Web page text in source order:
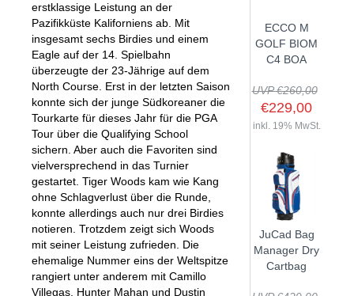
DRIVER
FAIRWAYHÖLZER
EISENSÄTZE
WEDGES
HYBRIDS
DRIVING EISEN
PUTTER
KINDER GOLFSCHLÄGER
KOMPLETTSETS
HEADS
SHAFTS
DEMOSCHLÄGER
BAGS
CARTBAGS
STANDBAGS
TRAVELBAGS
SONSTIGE BAGS
TROLLIES
PUSH- & PULLTROLLIES
ELEKTROTROLLIES
TROLLEY ZUBEHÖR
BÄLLE
GOLFBÄLLE
LOGOBÄLLE
SCHUHE
HERREN GOLFSCHUHE
DAMEN GOLFSCHUHE
KINDER GOLFSCHUHE
BEKLEIDUNG
HERREN
DAMEN
CAPS
GÜRTEL & SOCKEN
HANDSCHUHE
HERREN GOLFHANDSCHUHE
DAMEN GOLFHANDSCHUHE
KINDER GOLFHANDSCHUHE
ZUBEHÖR
ENTFERNUNGSMESSER
REGENSCHIRME
HANDTÜCHER
ACCESSOIRES
TRAININGSHILFEN
KOMPONENTEN
GRIFFE
GUTSCHEINE
GUTSCHEINE
SALE
GOLFSCHLÄGER
BAGS
EVENTS
GOLFKURSE
erstklassige Leistung an der
Pazifikküste Kaliforniens ab. Mit
insgesamt sechs Birdies und einem
Eagle auf der 14. Spielbahn
überzeugte der 23-Jährige auf dem
North Course. Erst in der letzten Saison
konnte sich der junge Südkoreaner die
Tourkarte für dieses Jahr für die PGA
Tour über die Qualifying School
sichern. Aber auch die Favoriten sind
vielversprechend in das Turnier
gestartet. Tiger Woods kam wie Kang
ohne Schlagverlust über die Runde,
konnte allerdings auch nur drei Birdies
notieren. Trotzdem zeigt sich Woods
mit seiner Leistung zufrieden. Die
ehemalige Nummer eins der Weltspitze
rangiert unter anderem mit Camillo
Villegas, Hunter Mahan und Dustin
ECCO M
GOLF BIOM
C4 BOA
UVP €260,00
€229,00
inkl. 19% MwSt.
JuCad Bag
Manager Dry
Cartbag